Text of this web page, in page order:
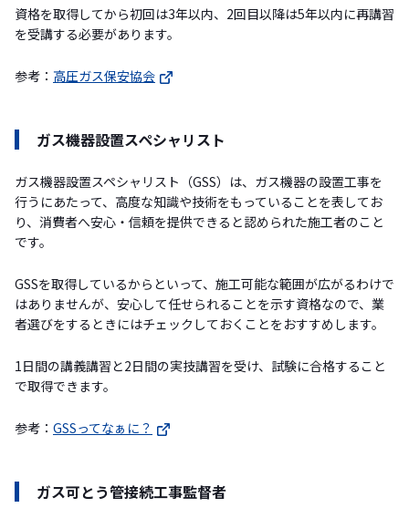
資格を取得してから初回は3年以内、2回目以降は5年以内に再講習
を受講する必要があります。
参考： 高圧ガス保安協会
ガス機器設置スペシャリスト
ガス機器設置スペシャリスト（GSS）は、ガス機器の設置工事を
行うにあたって、高度な知識や技術をもっていることを表してお
り、消費者へ安心・信頼を提供できると認められた施工者のこと
です。
GSSを取得しているからといって、施工可能な範囲が広がるわけで
はありませんが、安心して任せられることを示す資格なので、業
者選びをするときにはチェックしておくことをおすすめします。
1日間の講義講習と2日間の実技講習を受け、試験に合格すること
で取得できます。
参考： GSSってなぁに？
ガス可とう管接続工事監督者